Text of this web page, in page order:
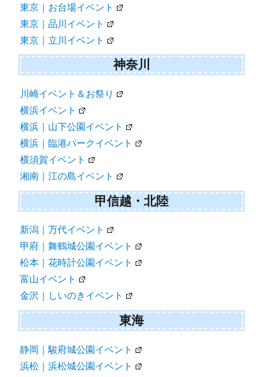
東京｜お台場イベント
東京｜品川イベント
東京｜立川イベント
神奈川
川崎イベント＆お祭り
横浜イベント
横浜｜山下公園イベント
横浜｜臨港パークイベント
横須賀イベント
湘南｜江の島イベント
甲信越・北陸
新潟｜万代イベント
甲府｜舞鶴城公園イベント
松本｜花時計公園イベント
富山イベント
金沢｜しいのきイベント
東海
静岡｜駿府城公園イベント
浜松｜浜松城公園イベント